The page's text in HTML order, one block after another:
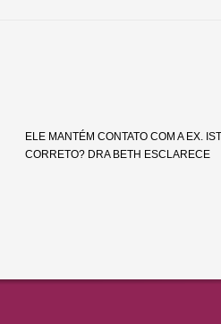
ELE MANTÉM CONTATO COM A EX.
CORRETO? DRA BETH ESCLARECE